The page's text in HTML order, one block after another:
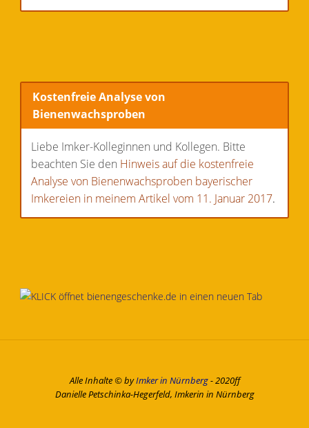
Kostenfreie Analyse von
Bienenwachsproben
Liebe Imker-Kolleginnen und Kollegen. Bitte
beachten Sie den Hinweis auf die kostenfreie
Analyse von Bienenwachsproben bayerischer
Imkereien in meinem Artikel vom 11. Januar 2017.
Alle Inhalte © byImker in Nürnberg- 2020ff
Danielle Petschinka-Hegerfeld, Imkerin in Nürnberg